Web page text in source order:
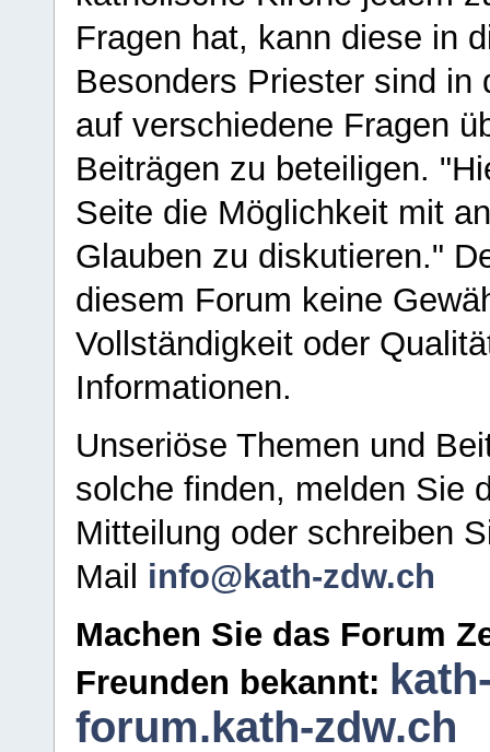
Fragen hat, kann diese in
Besonders Priester sind in
auf verschiedene Fragen
Beiträgen zu beteiligen.
Seite die Möglichkeit mit
Glauben zu diskutieren."
diesem Forum keine
Vollständigkeit oder
Informationen.
Unseriöse Themen und
solche finden, melden Sie
Mitteilung oder schreiben
Mail info@kath-zdw.ch
Machen Sie das Forum
Freunden bekannt:
forum.kath-zdw.ch